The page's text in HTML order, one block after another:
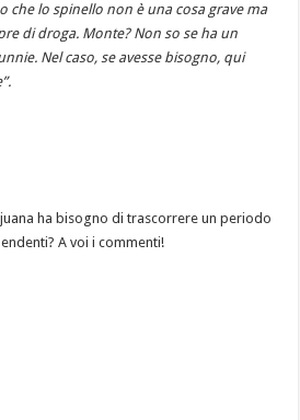
che lo spinello non è una cosa grave ma
di droga. Monte? Non so se ha un
Nel caso, se avesse bisogno, qui
ha bisogno di trascorrere un periodo
A voi i commenti!